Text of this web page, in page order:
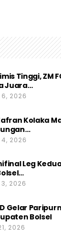
Tinggi, ZM
Juara…
2026
Kolaka
2026
Leg
2026
Gelar
Bolsel
2026